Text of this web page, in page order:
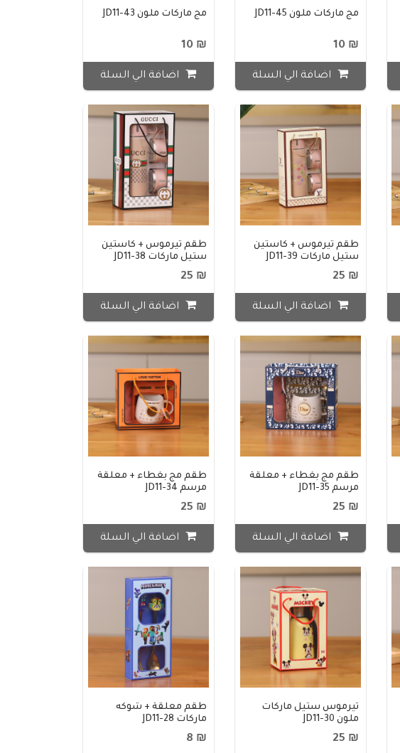
مج ماركات ملون JD11-45
₪ 10
اضافة الي السلة
مج ماركات ملون JD11-43
₪ 10
اضافة الي السلة
طقم تيرموس + كاستين
ستيل ماركات JD11-39
₪ 25
اضافة الي السلة
طقم تيرموس + كاستين
ستيل ماركات JD11-38
₪ 25
اضافة الي السلة
طقم مج بغطاء + معلقة
مرسم JD11-35
₪ 25
اضافة الي السلة
طقم مج بغطاء + معلقة
مرسم JD11-34
₪ 25
اضافة الي السلة
تيرموس ستيل ماركات
ملون JD11-30
₪ 25
طقم معلقة + شوكه
ماركات JD11-28
₪ 8